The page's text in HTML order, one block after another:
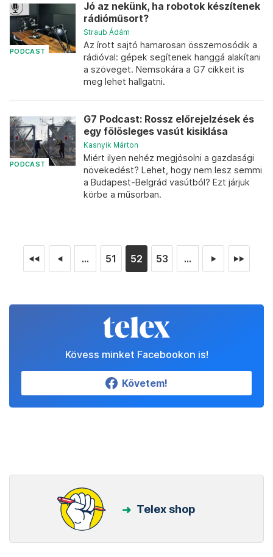
PODCAST
Jó az nekünk, ha robotok készítenek
rádióműsort?
Straub Ádám
Az írott sajtó hamarosan összemosódik a
rádióval: gépek segítenek hanggá alakítani
a szöveget. Nemsokára a G7 cikkeit is
meg lehet hallgatni.
PODCAST
G7 Podcast: Rossz előrejelzések és
egy fölösleges vasút kisiklása
Kasnyik Márton
Miért ilyen nehéz megjósolni a gazdasági
növekedést? Lehet, hogy nem lesz semmi
a Budapest-Belgrád vasútból? Ezt járjuk
körbe a műsorban.
◄◄ ◄ ... 51 52 53 ... ► ►►
Kövess minket Facebookon is!
Követem!
Telex shop